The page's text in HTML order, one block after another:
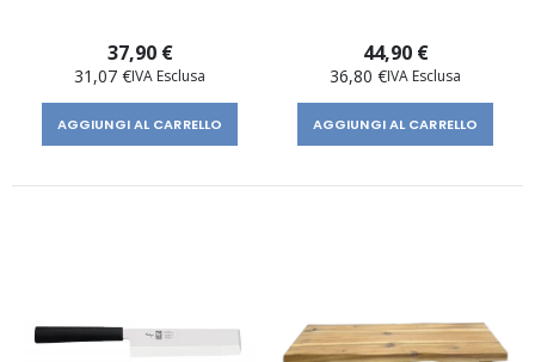
37,90 €
31,07 €
AGGIUNGI AL CARRELLO
44,90 €
36,80 €
AGGIUNGI AL CARRELLO